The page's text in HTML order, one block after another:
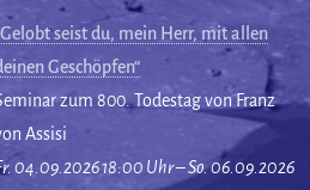
seist du, mein Herr, mit allen
Geschöpfen“
zum 800. Todestag von Franz
Assisi
04.09.2026 18:00 Uhr – So. 06.09.2026